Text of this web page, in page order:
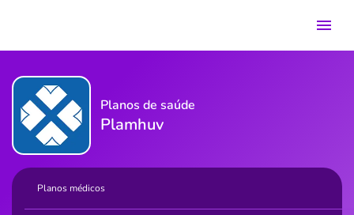
Planos de saúde
Plamhuv
Planos médicos